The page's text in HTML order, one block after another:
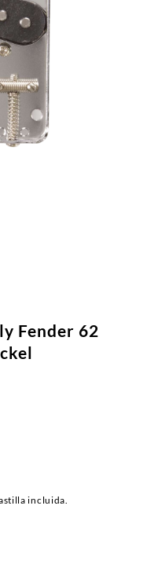
Fender 62
incluida.